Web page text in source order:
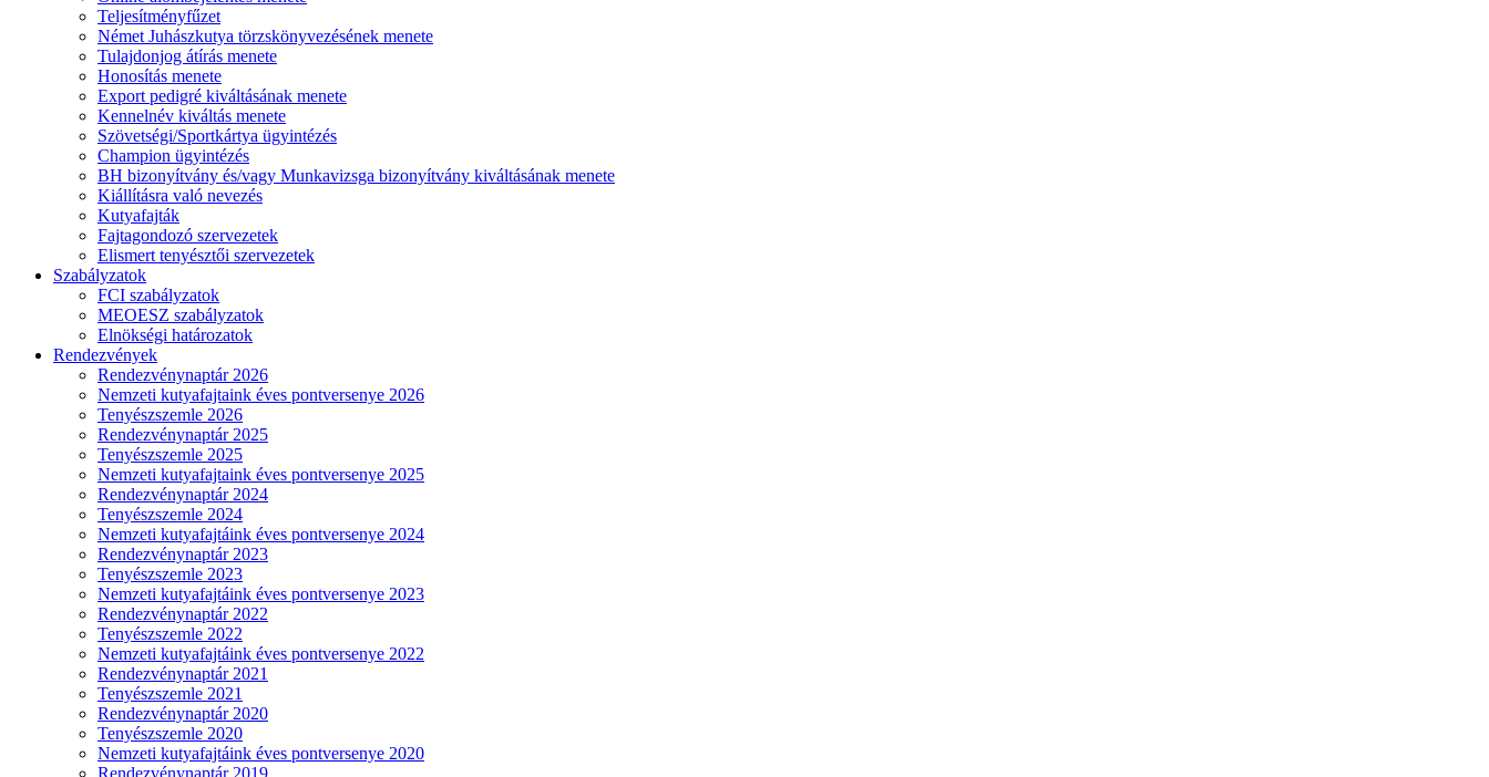
Teljesítményfűzet
Német Juhászkutya törzskönyvezésének menete
Tulajdonjog átírás menete
Honosítás menete
Export pedigré kiváltásának menete
Kennelnév kiváltás menete
Szövetségi/Sportkártya ügyintézés
Champion ügyintézés
BH bizonyítvány és/vagy Munkavizsga bizonyítvány kiváltásának menete
Kiállításra való nevezés
Kutyafajták
Fajtagondozó szervezetek
Elismert tenyésztői szervezetek
Szabályzatok
FCI szabályzatok
MEOESZ szabályzatok
Elnökségi határozatok
Rendezvények
Rendezvénynaptár 2026
Nemzeti kutyafajtaink éves pontversenye 2026
Tenyészszemle 2026
Rendezvénynaptár 2025
Tenyészszemle 2025
Nemzeti kutyafajtaink éves pontversenye 2025
Rendezvénynaptár 2024
Tenyészszemle 2024
Nemzeti kutyafajtáink éves pontversenye 2024
Rendezvénynaptár 2023
Tenyészszemle 2023
Nemzeti kutyafajtáink éves pontversenye 2023
Rendezvénynaptár 2022
Tenyészszemle 2022
Nemzeti kutyafajtáink éves pontversenye 2022
Rendezvénynaptár 2021
Tenyészszemle 2021
Rendezvénynaptár 2020
Tenyészszemle 2020
Nemzeti kutyafajtáink éves pontversenye 2020
Rendezvénynaptár 2019